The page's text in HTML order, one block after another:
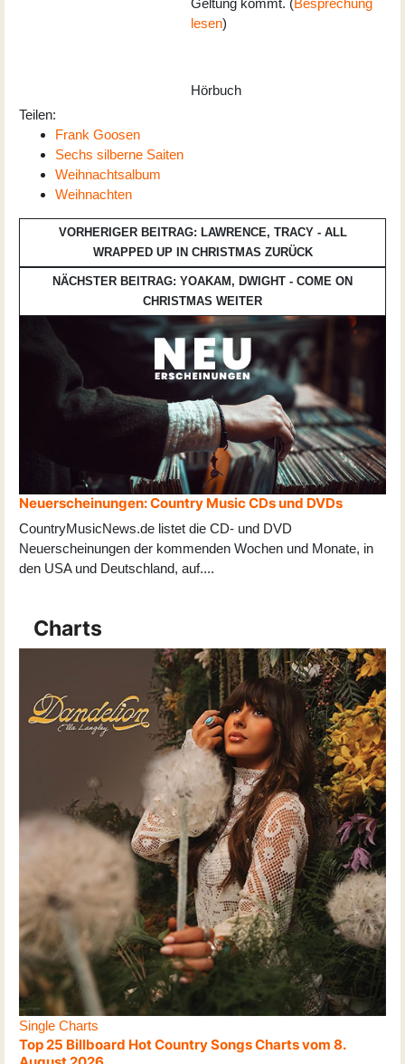
Geltung kommt. (Besprechung
lesen)
Hörbuch
Teilen:
Frank Goosen
Sechs silberne Saiten
Weihnachtsalbum
Weihnachten
VORHERIGER BEITRAG: LAWRENCE, TRACY - ALL
WRAPPED UP IN CHRISTMAS ZURÜCK
NÄCHSTER BEITRAG: YOAKAM, DWIGHT - COME ON
CHRISTMAS WEITER
Neuerscheinungen: Country Music CDs und DVDs
CountryMusicNews.de listet die CD- und DVD
Neuerscheinungen der kommenden Wochen und Monate, in
den USA und Deutschland, auf....
Charts
Single Charts
Top 25 Billboard Hot Country Songs Charts vom 8.